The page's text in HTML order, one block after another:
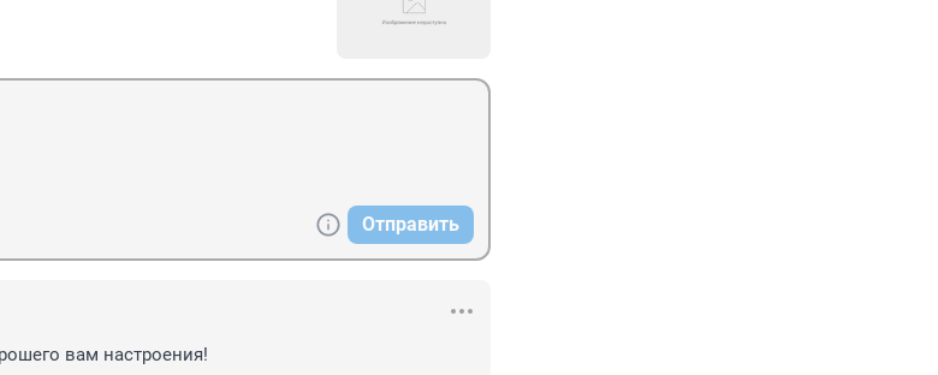
Отправить
вам настроения!